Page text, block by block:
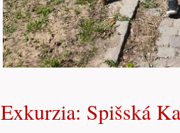
Exkurzia: Spišská